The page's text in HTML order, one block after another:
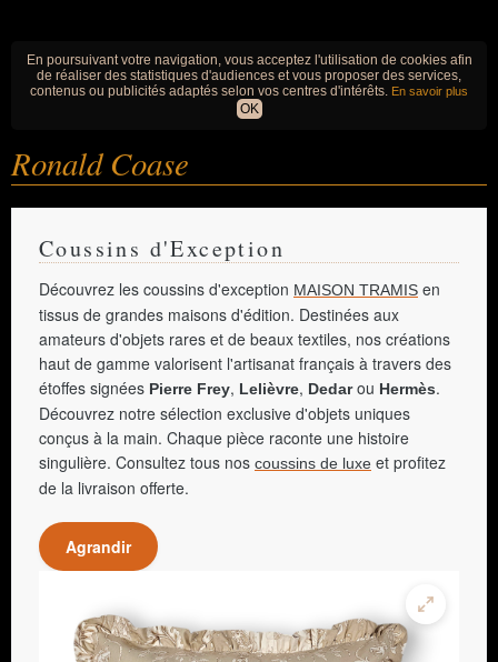
En poursuivant votre navigation, vous acceptez l'utilisation de cookies afin
de réaliser des statistiques d'audiences et vous proposer des services,
contenus ou publicités adaptés selon vos centres d'intérêts. En savoir plus
OK
Ronald Coase
Coussins d'Exception
Découvrez les coussins d'exception MAISON TRAMIS en
tissus de grandes maisons d'édition. Destinées aux
amateurs d'objets rares et de beaux textiles, nos créations
haut de gamme valorisent l'artisanat français à travers des
étoffes signées Pierre Frey, Lelièvre, Dedarou Hermès.
Découvrez notre sélection exclusive d'objets uniques
conçus à la main. Chaque pièce raconte une histoire
singulière. Consultez tous nos coussins de luxe et profitez
de la livraison offerte.
Agrandir